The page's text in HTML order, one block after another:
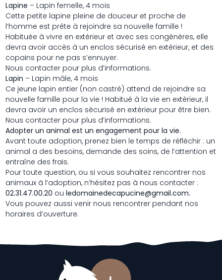
Lapine – Lapin femelle, 4 mois
Cette petite lapine pleine de douceur et proche de
l’homme est prête à rejoindre sa nouvelle famille !
Habituée à vivre en extérieur et avec ses congénères, elle
devra avoir accès à un enclos sécurisé en extérieur, et des
copains pour ne pas s’ennuyer.
Nous contacter pour plus d’informations.
Lapin – Lapin mâle, 4 mois
Ce jeune lapin entier (non castré) attend de rejoindre sa
nouvelle famille pour la vie ! Habitué à la vie en extérieur, il
devra avoir un enclos sécurisé en extérieur pour être bien.
Nous contacter pour plus d’informations.
Adopter un animal est un engagement pour la vie.
Avant toute adoption, prenez bien le temps de réfléchir : un
animal a des besoins, demande des soins, de l’attention et
entraîne des frais.
Pour toute question, ou si vous souhaitez rencontrer nos
animaux à l’adoption, n’hésitez pas à nous contacter :
02.31.47.00.20 ouledomainedecapucine@gmail.com.
Vous pouvez aussi venir nous rencontrer pendant nos
horaires d’ouverture.